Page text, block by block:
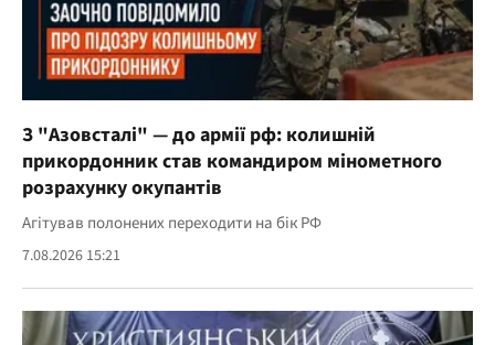
З "Азовсталі" — до армії рф: колишній
прикордонник став командиром мінометного
розрахунку окупантів
Агітував полонених переходити на бік РФ
7.08.2026 15:21